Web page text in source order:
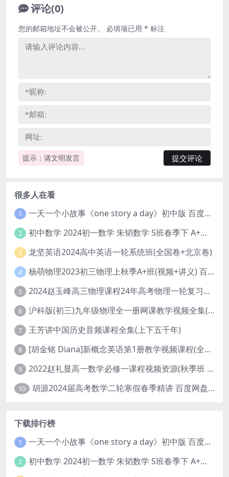
评论(0)
提示：请文明发言
您的邮箱地址不会被公开。 必填项已用 * 标注
很多人在看
1 一天一个小故事《one story a day》初中版 百度网盘分享下载
2 初中数学 2024初一数学 朱韬数学 S班春季下 A+班春季下 百度云网盘
3 龙坚英语2024高中英语一轮系统班(全国卷+北京卷)
4 杨萌物理2023初三物理上秋季A+班(视频+讲义) 百度网盘分享
5 2024赵玉峰高三物理课程24年高考物理一轮复习网课教程
6 沪科版(初三)九年级物理全一册网课教学视频全集(录播版 杜春雨 66讲)
7 王芳讲中国历史音频课程全集(上下五千年)
8 [胡金铭 Diana]新概念英语第1册教学视频课程(全集 百度网盘下载)
9 2022赵礼显高一数学必修一课程视频资源(秋季班 含讲义)百度网盘云
10 胡源2024届高考数学二轮寒假春季精讲 百度网盘分享
下载排行榜
1 一天一个小故事《one story a day》初中版 百度网盘分享下载
2 初中数学 2024初一数学 朱韬数学 S班春季下 A+班春季下 百度云网盘